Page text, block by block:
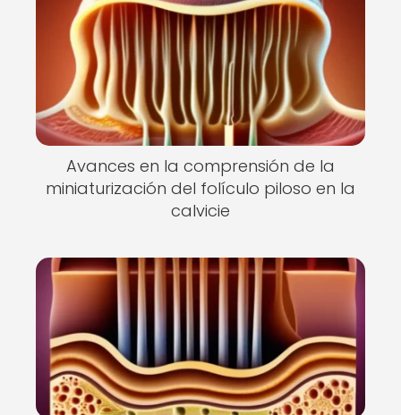
Avances en la comprensión de la
miniaturización del folículo piloso en la
calvicie